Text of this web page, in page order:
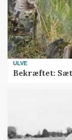
ULVE
Bekræftet: